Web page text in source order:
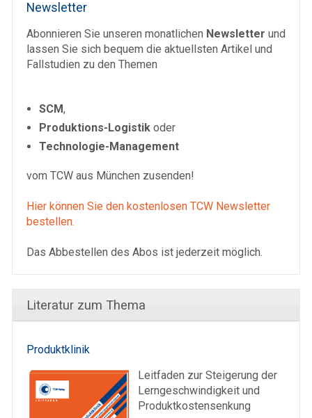
Newsletter
Abonnieren Sie unseren monatlichen Newsletter und
lassen Sie sich bequem die aktuellsten Artikel und
Fallstudien zu den Themen
SCM,
Produktions-Logistik oder
Technologie-Management
vom TCW aus München zusenden!
Hier können Sie den kostenlosen TCW Newsletter
bestellen.
Das Abbestellen des Abos ist jederzeit möglich.
Literatur zum Thema
Produktklinik
Leitfaden zur Steigerung der
Lerngeschwindigkeit und
Produktkostensenkung